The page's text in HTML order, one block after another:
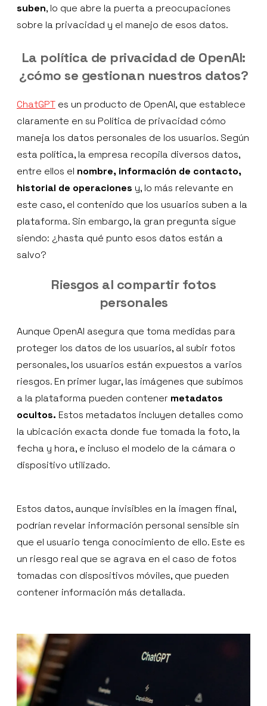
suben, lo que abre la puerta a preocupaciones
sobre la privacidad y el manejo de esos datos.
La política de privacidad de OpenAI:
¿cómo se gestionan nuestros datos?
ChatGPT es un producto de OpenAI, que establece
claramente en su Política de privacidad cómo
maneja los datos personales de los usuarios. Según
esta política, la empresa recopila diversos datos,
entre ellos el nombre, información de contacto,
historial de operaciones y, lo más relevante en
este caso, el contenido que los usuarios suben a la
plataforma. Sin embargo, la gran pregunta sigue
siendo: ¿hasta qué punto esos datos están a
salvo?
Riesgos al compartir fotos
personales
Aunque OpenAI asegura que toma medidas para
proteger los datos de los usuarios, al subir fotos
personales, los usuarios están expuestos a varios
riesgos. En primer lugar, las imágenes que subimos
a la plataforma pueden contener metadatos
ocultos. Estos metadatos incluyen detalles como
la ubicación exacta donde fue tomada la foto, la
fecha y hora, e incluso el modelo de la cámara o
dispositivo utilizado.
Estos datos, aunque invisibles en la imagen final,
podrían revelar información personal sensible sin
que el usuario tenga conocimiento de ello. Este es
un riesgo real que se agrava en el caso de fotos
tomadas con dispositivos móviles, que pueden
contener información más detallada.